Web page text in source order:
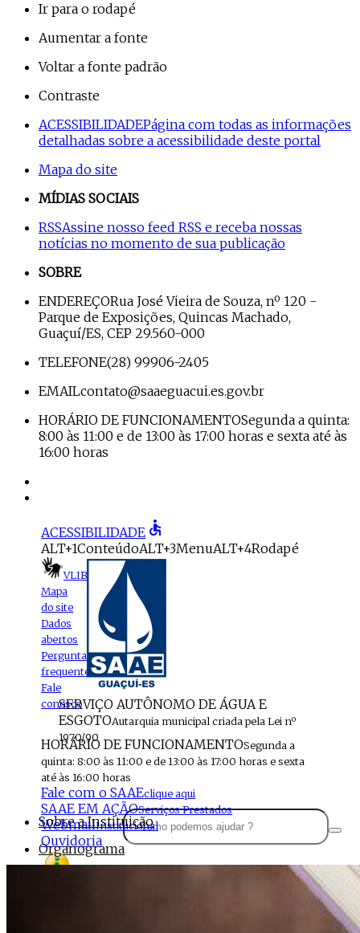
Ir para o rodapé
Aumentar a fonte
Voltar a fonte padrão
Contraste
ACESSIBILIDADEPágina com todas as informações
detalhadas sobre a acessibilidade deste portal
Mapa do site
MÍDIAS SOCIAIS
RSSAssine nosso feed RSS e receba nossas
notícias no momento de sua publicação
SOBRE
ENDEREÇORua José Vieira de Souza, nº 120 -
Parque de Exposições, Quincas Machado,
Guaçuí/ES, CEP 29.560-000
TELEFONE(28) 99906-2405
EMAILcontato@saaeguacui.es.gov.br
HORÁRIO DE FUNCIONAMENTOSegunda a quinta:
8:00 às 11:00 e de 13:00 às 17:00 horas e sexta até às
16:00 horas
ACESSIBILIDADE accessible
ALT+1ConteúdoALT+3MenuALT+4Rodapé
VLIBRAS
Mapa
do site
Dados
abertos
Perguntas
frequentes
Fale
conosco
SERVIÇO AUTÔNOMO DE ÁGUA E
ESGOTOAutarquia municipal criada pela Lei nº
1970/90
HORÁRIO DE FUNCIONAMENTOSegunda a
quinta: 8:00 às 11:00 e de 13:00 às 17:00 horas e sexta
até às 16:00 horas
Fale com o SAAEclique aqui
SAAE EM AÇÃOServiços Prestados
WebmailInstitucional
Ouvidoria
Sobre a Instituição
Organograma